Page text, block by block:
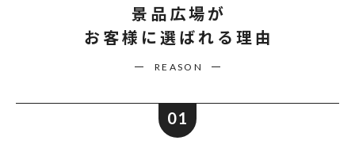
景品広場が
お客様に選ばれる理由
REASON
01